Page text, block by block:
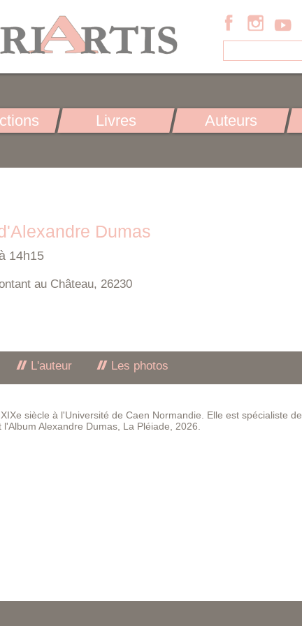
Livres Auteurs
Dumas
14h15
au Château, 26230
L'auteur Les photos
siècle à l'Université de Caen Normandie. Elle est spécialiste de
Alexandre Dumas, La Pléiade, 2026.